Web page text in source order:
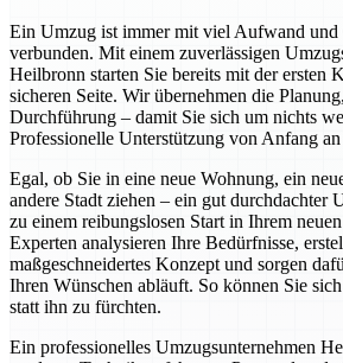
Ein Umzug ist immer mit viel Aufwand und
verbunden. Mit einem zuverlässigen
Heilbronn starten Sie bereits mit der ersten
sicheren Seite. Wir übernehmen die
Durchführung – damit Sie sich um nichts
Professionelle Unterstützung von Anfang
Egal, ob Sie in eine neue Wohnung, ein
andere Stadt ziehen – ein gut durchdachter
zu einem reibungslosen Start in Ihrem
Experten analysieren Ihre Bedürfnisse,
maßgeschneidertes Konzept und sorgen
Ihren Wünschen abläuft. So können Sie
statt ihn zu fürchten.
Ein professionelles Umzugsunternehmen